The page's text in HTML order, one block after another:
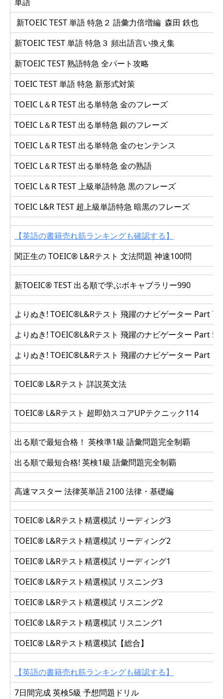
単語
新TOEIC TEST 単語 特急２ 語彙力倍増編 森田 鉄也
新TOEIC TEST 単語 特急３ 頻出語言い換え集
新TOEIC TEST 熟語特急 全パート攻略
TOEIC TEST 単語 特急 新形式対策
TOEIC L＆R TEST 出る単特急 金のフレーズ
TOEIC L＆R TEST 出る単特急 銀のフレーズ
TOEIC L＆R TEST 出る単特急 金のセンテンス
TOEIC L＆R TEST 出る単特急 金の熟語
TOEIC L＆R TEST 上級単語特急 黒のフレーズ
TOEIC L&R TEST 超上級単語特急 暗黒のフレーズ
【英語の書籍売れ筋ランキングも確認する】
関正生の TOEIC® L&Rテスト 文法問題 神速100問
新TOEIC® TEST 出る順で学ぶボキャブラリー990
よりぬき! TOEIC®L&Rテスト 飛躍のナビゲーター Part 7
よりぬき! TOEIC®L&Rテスト 飛躍のナビゲーター Part 5-6
よりぬき! TOEIC®L&Rテスト 飛躍のナビゲーター Part 1-4
TOEIC® L&Rテスト 詳説英文法
TOEIC®︎ L&Rテスト 超即効スコアUPテクニック114
出る順で最短合格！ 英検準1級 語彙問題完全制覇
出る順で最短合格! 英検1級 語彙問題完全制覇
高速マスター 法律英単語 2100 法律・基礎編
TOEIC® L&Rテスト精選模試 リーディング3
TOEIC® L&Rテスト精選模試 リーディング2
TOEIC® L&Rテスト精選模試 リーディング1
TOEIC® L&Rテスト精選模試 リスニング3
TOEIC® L&Rテスト精選模試 リスニング2
TOEIC® L&Rテスト精選模試 リスニング1
TOEIC® L&Rテスト精選模試【総合】
【英語の書籍売れ筋ランキングも確認する】
7日間完成 英検5級 予想問題ドリル